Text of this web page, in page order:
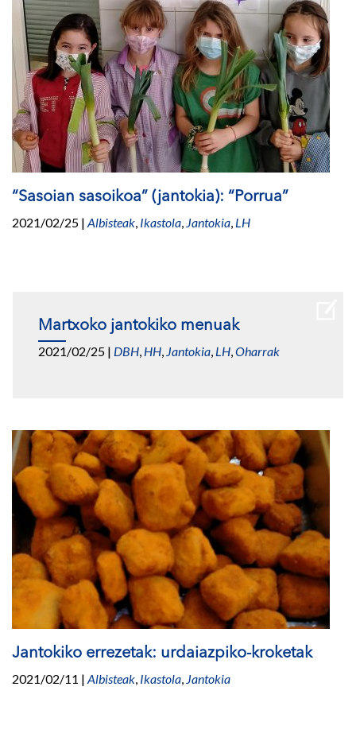
“Sasoian sasoikoa” (jantokia): “Porrua”
2021/02/25 | Albisteak, Ikastola, Jantokia, LH
Martxoko jantokiko menuak
2021/02/25 | DBH, HH, Jantokia, LH,Oharrak
Jantokiko errezetak: urdaiazpiko-kroketak
2021/02/11 | Albisteak, Ikastola, Jantokia